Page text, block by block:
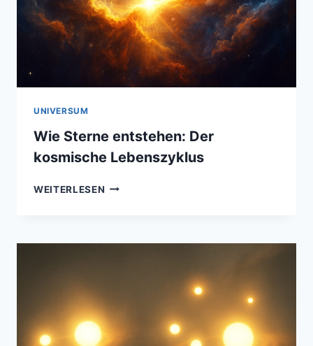
UNIVERSUM
Wie Sterne entstehen: Der
kosmische Lebenszyklus
WEITERLESEN WIE
KOSMISCHE